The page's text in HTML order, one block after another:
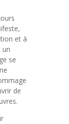
et à
un
se
de